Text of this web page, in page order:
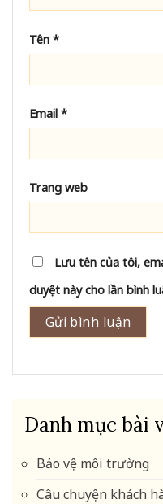
Tên *
Email *
Trang web
Lưu tên của tôi,
duyệt này cho lần bình
Danh mục bài
Bảo vệ môi trường
Câu chuyện khách